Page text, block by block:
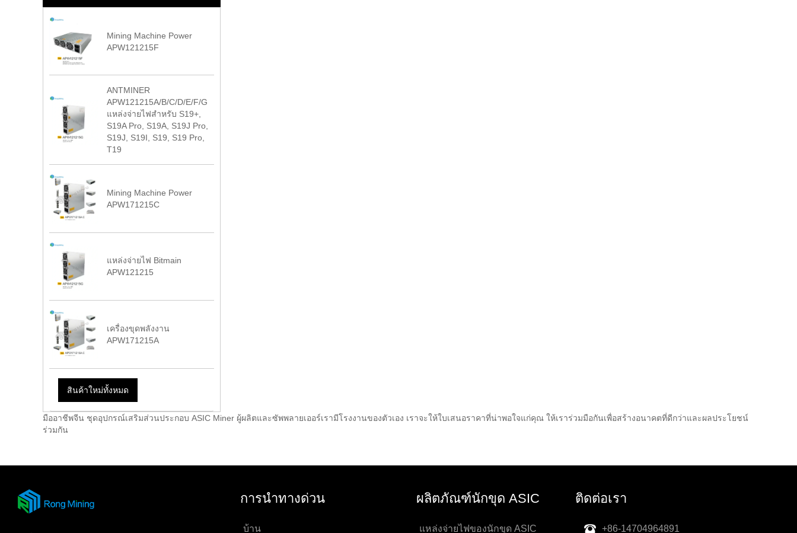
Mining Machine Power
APW121215F
ANTMINER
APW121215A/B/C/D/E/F/G
แหล่งจ่ายไฟสำหรับ S19+,
S19A Pro, S19A, S19J Pro,
S19J, S19I, S19, S19 Pro,
T19
Mining Machine Power
APW171215C
แหล่งจ่ายไฟ Bitmain
APW121215
เครื่องขุดพลังงาน
APW171215A
สินค้าใหม่ทั้งหมด
มืออาชีพจีน ชุดอุปกรณ์เสริมส่วนประกอบ ASIC Miner ผู้ผลิตและซัพพลายเออร์เรามีโรงงานของตัวเอง เราจะให้ใบเสนอราคาที่น่าพอใจแก่คุณ ให้เราร่วมมือกันเพื่อสร้างอนาคตที่ดีกว่าและผลประโยชน์
ร่วมกัน
การนำทางด่วน
บ้าน
ผลิตภัณฑ์นักขุด ASIC
แหล่งจ่ายไฟของนักขุด ASIC
ติดต่อเรา
+86-14704964891